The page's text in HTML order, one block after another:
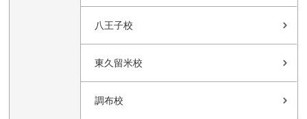
八王子校
東久留米校
調布校